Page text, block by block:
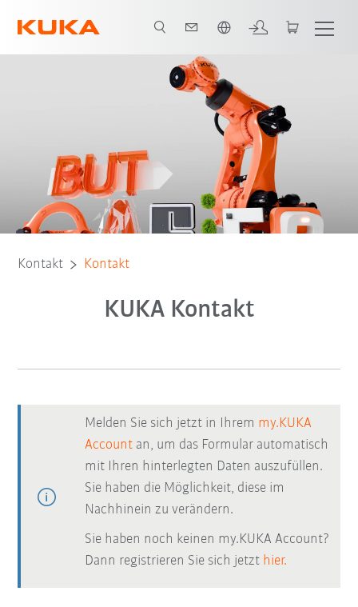
Kontakt Kontakt
KUKA Kontakt
Melden Sie sich jetzt in Ihrem my.KUKA
Account an, um das Formular automatisch
mit Ihren hinterlegten Daten auszufüllen.
Sie haben die Möglichkeit, diese im
Nachhinein zu verändern.
Sie haben noch keinen my.KUKA Account?
Dann registrieren Sie sich jetzt hier.